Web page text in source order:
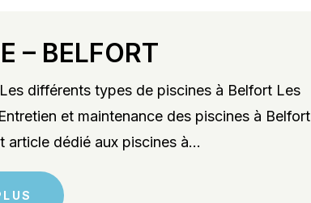
– BELFORT
différents types de piscines à Belfort Les
et maintenance des piscines à Belfort
article dédié aux piscines à...